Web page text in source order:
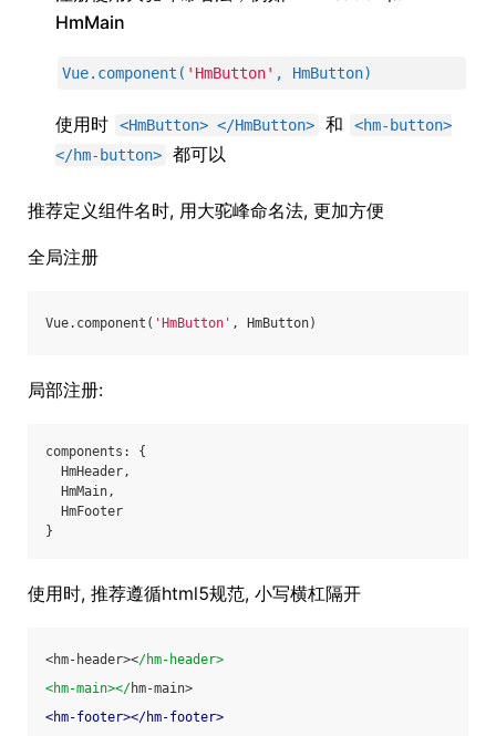
HmMain
Vue.component( 'HmButton' , HmButton)
使用时 <HmButton> </HmButton> 和
<hm-button>
</hm-button>
都可以
推荐定义组件名时, 用大驼峰命名法, 更加方便
全局注册
Vue.component( 'HmButton' , HmButton)
局部注册:
components: {
HmHeader,
HmMain,
HmFooter
}
使用时, 推荐遵循html5规范, 小写横杠隔开
<hm-header></hm-header>
<hm-main></hm-main>
<hm-footer></hm-footer>